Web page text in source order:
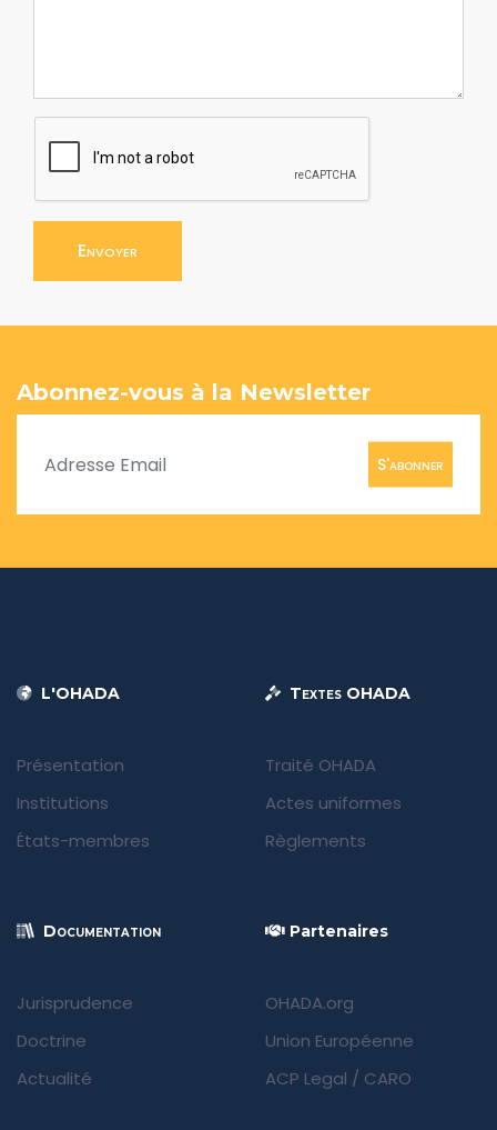
Envoyer
Abonnez-vous à la Newsletter
S'abonner
L'OHADA
Présentation
Institutions
États-membres
Textes OHADA
Traité OHADA
Actes uniformes
Règlements
Documentation
Jurisprudence
Doctrine
Actualité
Partenaires
OHADA.org
Union Européenne
ACP Legal / CARO